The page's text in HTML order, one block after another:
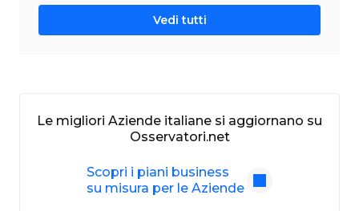
Vedi tutti
Le migliori Aziende italiane si aggiornano su
Osservatori.net
Scopri i piani business
su misura per le Aziende